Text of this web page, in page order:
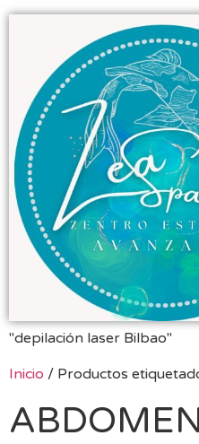
"depilación laser Bilbao"
Inicio / Productos